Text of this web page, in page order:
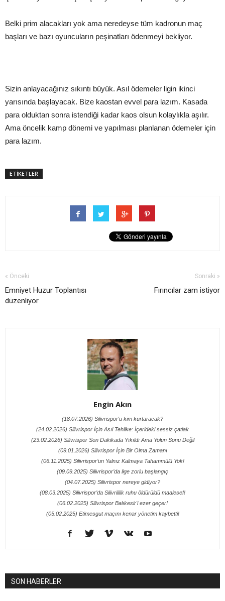
Belki prim alacakları yok ama neredeyse tüm kadronun maç
başları ve bazı oyuncuların peşinatları ödenmeyi bekliyor.
Sizin anlayacağınız sıkıntı büyük. Asıl ödemeler ligin ikinci
yarısında başlayacak. Bize kaostan evvel para lazım. Kasada
para olduktan sonra istendiği kadar kaos olsun kolaylıkla aşılır.
Ama öncelik kamp dönemi ve yapılması planlanan ödemeler için
para lazım.
ETİKETLER
« Önceki
Emniyet Huzur Toplantısı
düzenliyor
Sonraki »
Fırıncılar zam istiyor
Engin Akın
(18.07.2026) Silivrispor'u kim kurtaracak?
(24.02.2026) Silivrispor İçin Asıl Tehlike: İçerideki sessiz çatlak
(23.02.2026) Silivrispor Son Dakikada Yıkıldı Ama Yolun Sonu Değil
(09.01.2026) Silivrispor İçin Bir Olma Zamanı
(06.11.2025) Silivrispor’un Yalnız Kalmaya Tahammülü Yok!
(09.09.2025) Silivrispor’da lige zorlu başlangıç
(04.07.2025) Silivrispor nereye gidiyor?
(08.03.2025) Silivrispor’da Silivrililik ruhu öldürüldü maalesef!
(06.02.2025) Silivrispor Balıkesir'i ezer geçer!
(05.02.2025) Etimesgut maçını kenar yönetim kaybetti!
SON HABERLER